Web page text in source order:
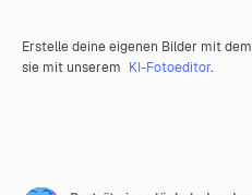
Erstelle deine eigenen Bilder mit dem
sie mit unserem KI-Fotoeditor.